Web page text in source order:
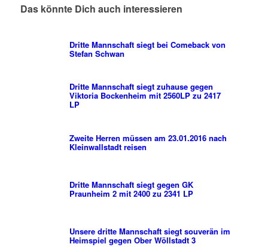
Das könnte Dich auch interessieren
Dritte Mannschaft siegt bei Comeback von
Stefan Schwan
Dritte Mannschaft siegt zuhause gegen
Viktoria Bockenheim mit 2560LP zu 2417
LP
Zweite Herren müssen am 23.01.2016 nach
Kleinwallstadt reisen
Dritte Mannschaft siegt gegen GK
Praunheim 2 mit 2400 zu 2341 LP
Unsere dritte Mannschaft siegt souverän im
Heimspiel gegen Ober Wöllstadt 3